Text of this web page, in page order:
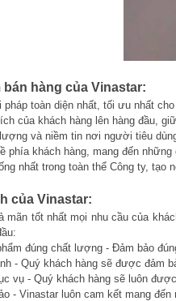
bán hàng của Vinastar:
toàn diện nhất, tối ưu nhất
của khách hàng lên hàng đầu,
và niềm tin nơi người tiêu
khách hàng, mang đến những
nhất trong toàn thể Công ty, tạo
của Vinastar:
mãn tốt nhất mọi nhu cầu của
đúng chất lượng - Đảm bảo
- Quý khách hàng sẽ được đảm
vụ - Quý khách hàng sẽ luôn
- Vinastar luôn cam kết mang